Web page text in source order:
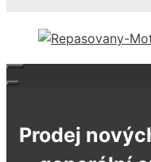
Prodej